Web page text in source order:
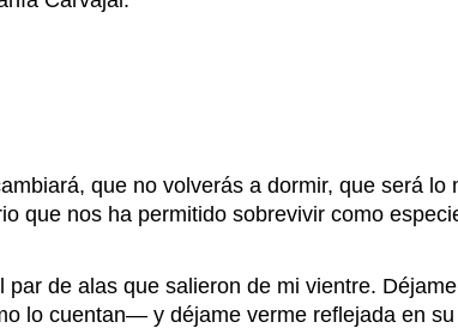
que no volverás a dormir, que será
que nos ha permitido sobrevivir como
de alas que salieron de mi vientre.
lo cuentan— y déjame verme reflejada en